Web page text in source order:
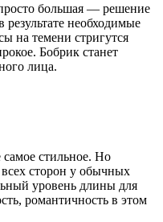
большая — решение
необходимые
на темени стригутся
Бобрик станет
лица.
стильное. Но
сторон у обычных
уровень длины для
романтичность в этом